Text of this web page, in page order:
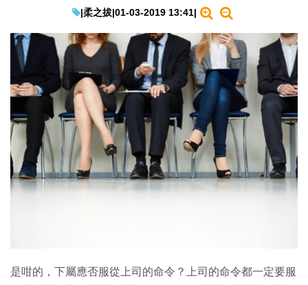
EduTech
IT Times
生成式AI與雲端應用
Enterprise Digital Transformation
特集
|柔之拔|01-03-2019 13:41|
是咁的，下屬應否服從上司的命令？上司的命令都一定要服